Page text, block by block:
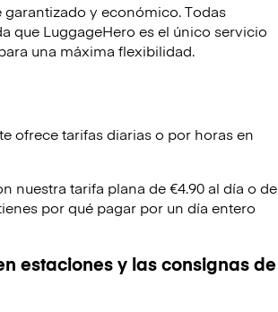
y económico. Todas
que LuggageHero es el único servicio
una máxima flexibilidad.
ofrece tarifas diarias o por horas en
nuestra tarifa plana de €4.90 al día o de
por qué pagar por un día entero
estaciones y las consignas de